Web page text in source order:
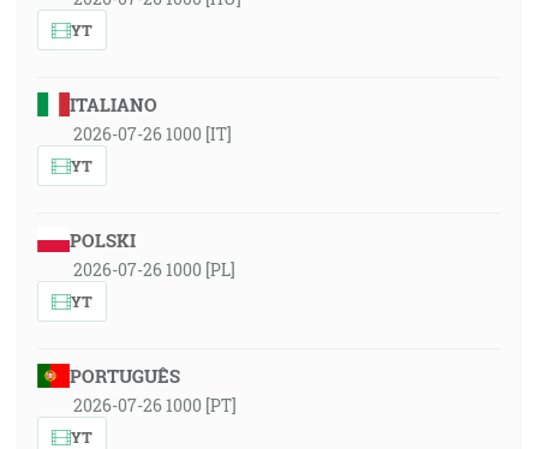
YT
ITALIANO
2026-07-26 1000 [IT]
YT
POLSKI
2026-07-26 1000 [PL]
YT
PORTUGUÊS
2026-07-26 1000 [PT]
YT